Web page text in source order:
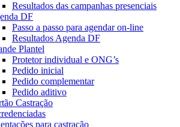
Resultados das campanhas presenciais
DF
Passo a passo para agendar on-line
Resultados Agenda DF
Plantel
Protetor individual e ONG’s
Pedido inicial
Pedido complementar
Pedido aditivo
Castração
para castração